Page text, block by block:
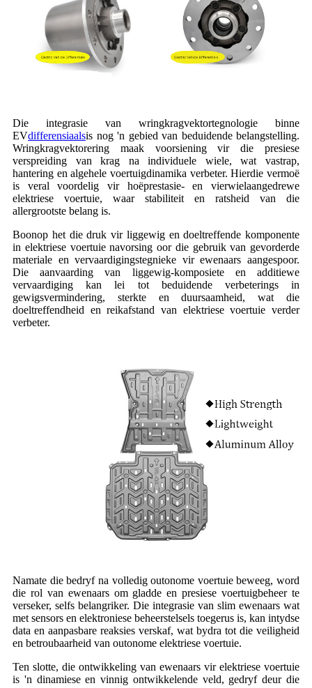
Die integrasie van wringkragvektortegnologie binne
EVdifferensiaalsis nog 'n gebied van beduidende belangstelling.
Wringkragvektorering maak voorsiening vir die presiese
verspreiding van krag na individuele wiele, wat vastrap,
hantering en algehele voertuigdinamika verbeter. Hierdie vermoë
is veral voordelig vir hoëprestasie- en vierwielaangedrewe
elektriese voertuie, waar stabiliteit en ratsheid van die
allergrootste belang is.
Boonop het die druk vir liggewig en doeltreffende komponente
in elektriese voertuie navorsing oor die gebruik van gevorderde
materiale en vervaardigingstegnieke vir ewenaars aangespoor.
Die aanvaarding van liggewig-komposiete en additiewe
vervaardiging kan lei tot beduidende verbeterings in
gewigsvermindering, sterkte en duursaamheid, wat die
doeltreffendheid en reikafstand van elektriese voertuie verder
verbeter.
Namate die bedryf na volledig outonome voertuie beweeg, word
die rol van ewenaars om gladde en presiese voertuigbeheer te
verseker, selfs belangriker. Die integrasie van slim ewenaars wat
met sensors en elektroniese beheerstelsels toegerus is, kan intydse
data en aanpasbare reaksies verskaf, wat bydra tot die veiligheid
en betroubaarheid van outonome elektriese voertuie.
Ten slotte, die ontwikkeling van ewenaars vir elektriese voertuie
is 'n dinamiese en vinnig ontwikkelende veld, gedryf deur die